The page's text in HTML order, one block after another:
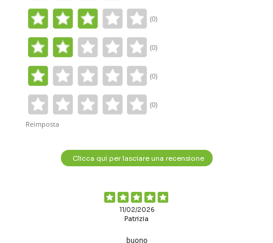
(0)
(0)
(0)
(0)
Reimposta
Clicca qui per lasciare una recensione
11/02/2026
Patrizia
buono